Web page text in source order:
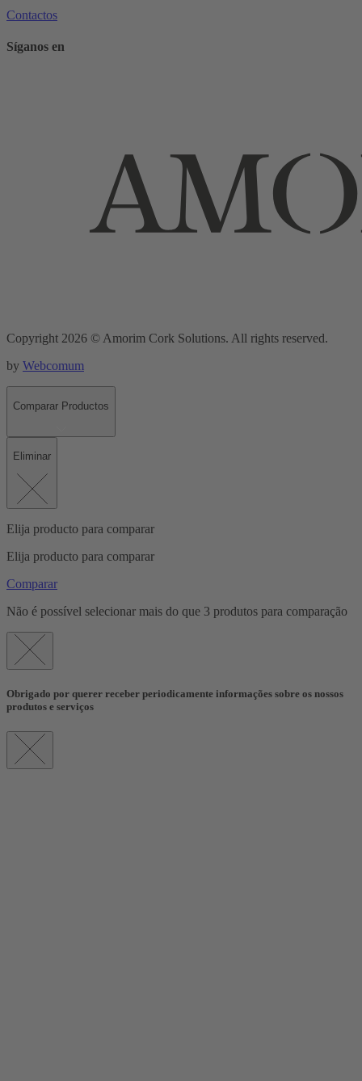
Contactos
Síganos en
Copyright 2026 © Amorim Cork Solutions. All rights reserved.
by Webcomum
Comparar Productos
Eliminar
Elija producto para comparar
Elija producto para comparar
Comparar
Não é possível selecionar mais do que 3 produtos para comparação
Obrigado por querer receber periodicamente informações sobre os nossos
produtos e serviços